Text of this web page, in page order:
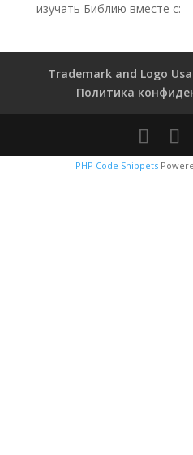
изучать Библию вместе с:
Trademark and Logo
Политика
PHP Code Snippets